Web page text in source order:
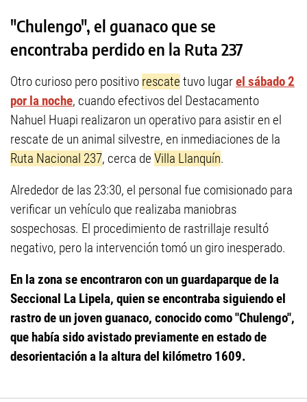
"Chulengo", el guanaco que se
encontraba perdido en la Ruta 237
Otro curioso pero positivo rescate tuvo lugarel sábado 2
por la noche, cuando efectivos del Destacamento
Nahuel Huapi realizaron un operativo para asistir en el
rescate de un animal silvestre, en inmediaciones de la
Ruta Nacional 237, cerca de Villa Llanquín.
Alrededor de las 23:30, el personal fue comisionado para
verificar un vehículo que realizaba maniobras
sospechosas. El procedimiento de rastrillaje resultó
negativo, pero la intervención tomó un giro inesperado.
En la zona se encontraron con un guardaparque de la
Seccional La Lipela, quien se encontraba siguiendo el
rastro de un joven guanaco, conocido como "Chulengo",
que había sido avistado previamente en estado de
desorientación a la altura del kilómetro 1609.